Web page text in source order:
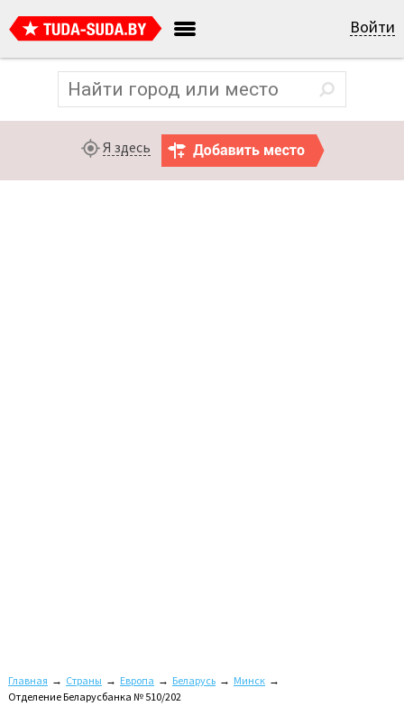
Войти
Я здесь
Главная → Страны → Европа → Беларусь → Минск →
Отделение Беларусбанка № 510/202